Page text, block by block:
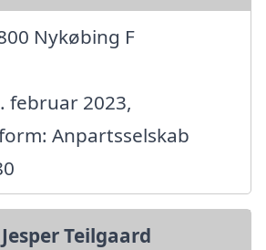
Nykøbing F
februar 2023,
Anpartsselskab
Teilgaard